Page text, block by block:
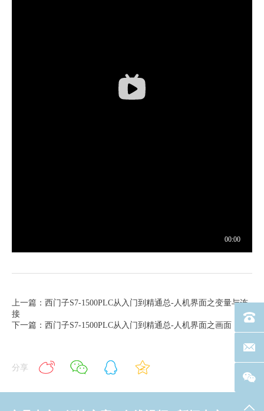
上一篇：西门子S7-1500PLC从入门到精通总-人机界面之变量与连
接
下一篇：西门子S7-1500PLC从入门到精通总-人机界面之画面
分享
电话
联系
返回